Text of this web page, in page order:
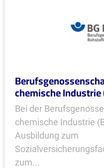
chemische Industrie
Bei der
chemische Industrie
Ausbildung zum
zum...